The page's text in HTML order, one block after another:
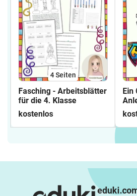
4Seiten
Fasching - Arbeitsblätter
für die 4. Klasse
kostenlos
Ein